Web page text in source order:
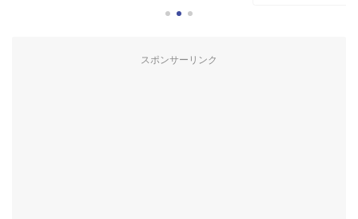
スポンサーリンク